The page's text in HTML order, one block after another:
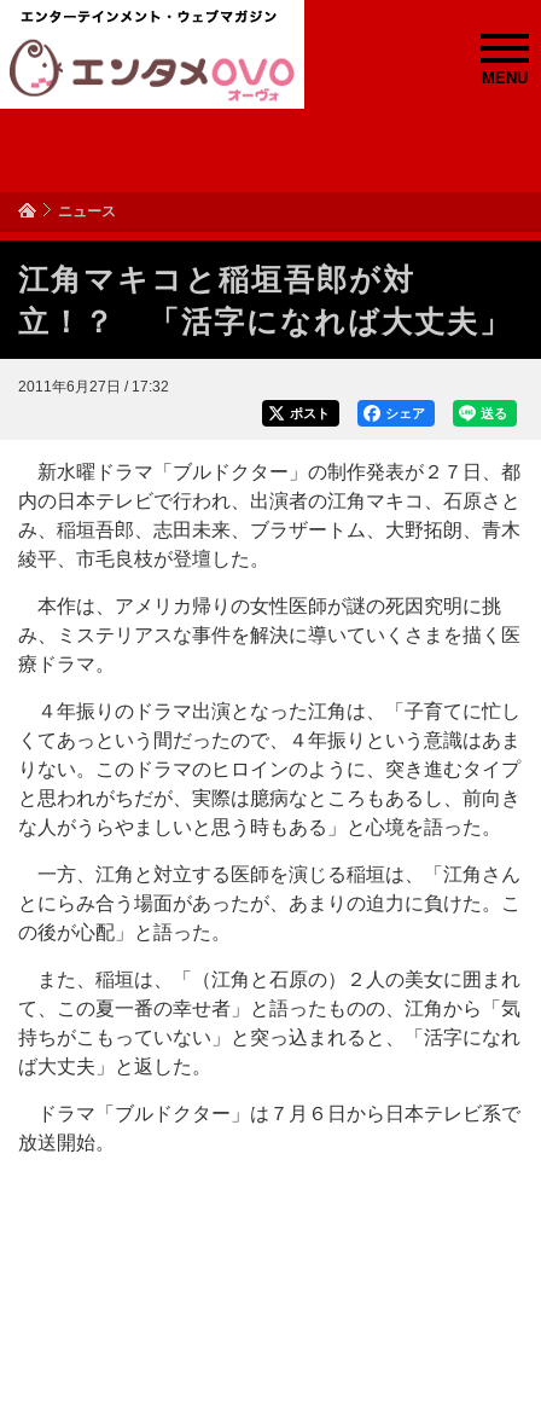
MENU
ニュース
江角マキコと稲垣吾郎が対
立！？ 「活字になれば大丈夫」
2011年6月27日 / 17:32
送る
シェア
ポスト
新水曜ドラマ「ブルドクター」の制作発表が２７日、都
内の日本テレビで行われ、出演者の江角マキコ、石原さと
み、稲垣吾郎、志田未来、ブラザートム、大野拓朗、青木
綾平、市毛良枝が登壇した。
本作は、アメリカ帰りの女性医師が謎の死因究明に挑
み、ミステリアスな事件を解決に導いていくさまを描く医
療ドラマ。
４年振りのドラマ出演となった江角は、「子育てに忙し
くてあっという間だったので、４年振りという意識はあま
りない。このドラマのヒロインのように、突き進むタイプ
と思われがちだが、実際は臆病なところもあるし、前向き
な人がうらやましいと思う時もある」と心境を語った。
一方、江角と対立する医師を演じる稲垣は、「江角さん
とにらみ合う場面があったが、あまりの迫力に負けた。こ
の後が心配」と語った。
また、稲垣は、「（江角と石原の）２人の美女に囲まれ
て、この夏一番の幸せ者」と語ったものの、江角から「気
持ちがこもっていない」と突っ込まれると、「活字になれ
ば大丈夫」と返した。
ドラマ「ブルドクター」は７月６日から日本テレビ系で
放送開始。